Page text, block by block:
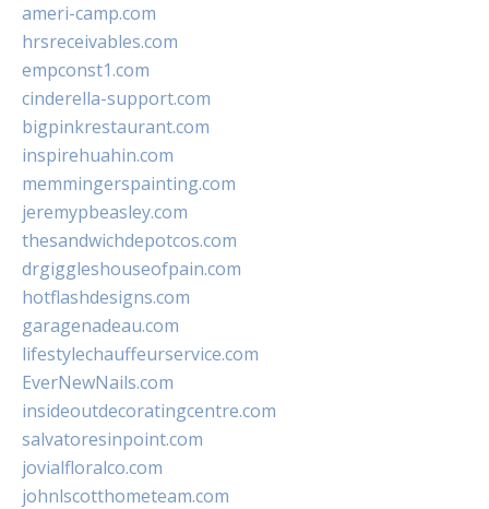
ameri-camp.com
hrsreceivables.com
empconst1.com
cinderella-support.com
bigpinkrestaurant.com
inspirehuahin.com
memmingerspainting.com
jeremypbeasley.com
thesandwichdepotcos.com
drgiggleshouseofpain.com
hotflashdesigns.com
garagenadeau.com
lifestylechauffeurservice.com
EverNewNails.com
insideoutdecoratingcentre.com
salvatoresinpoint.com
jovialfloralco.com
johnlscotthometeam.com